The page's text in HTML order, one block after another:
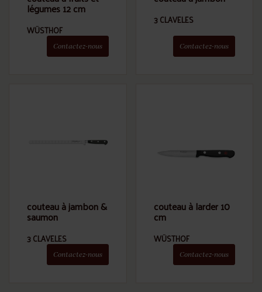
légumes 12 cm
WÜSTHOF
Contactez-nous
3 CLAVELES
Contactez-nous
couteau à jambon &
saumon
3 CLAVELES
Contactez-nous
couteau à larder 10
cm
WÜSTHOF
Contactez-nous